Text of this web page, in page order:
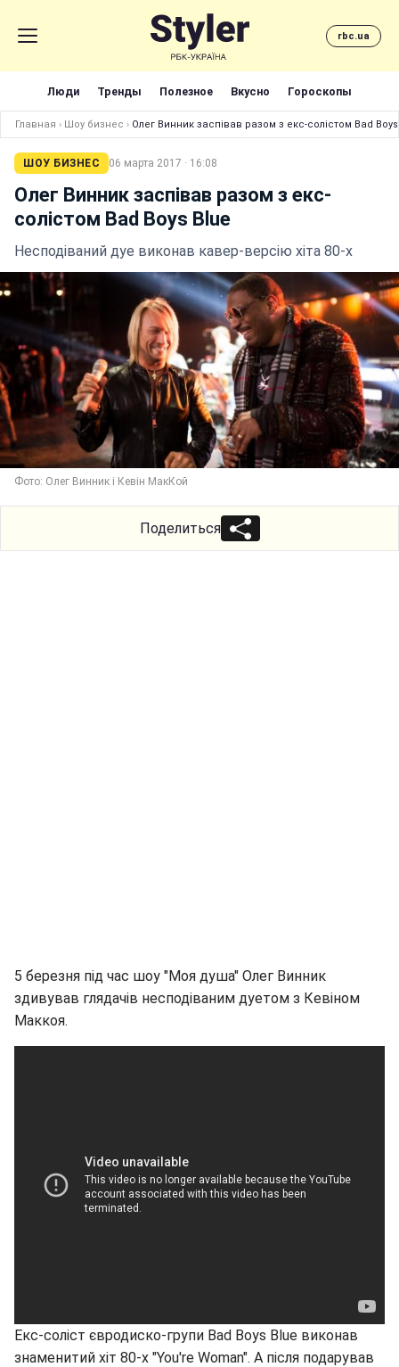
rbc.ua
Люди Тренды Полезное Вкусно Гороскопы
Главная › Шоу бизнес › Олег Винник заспівав разом з екс-солістом Bad
ШОУ БИЗНЕС 06 марта 2017 · 16:08
Олег Винник заспівав разом з екс-
солістом Bad Boys Blue
Несподіваний дуе виконав кавер-версію хіта 80-х
Фото: Олег Винник і Кевін МакКой
Поделиться
5 березня під час шоу "Моя душа" Олег Винник
здивував глядачів несподіваним дуетом з Кевіном
Маккоя.
Екс-соліст євродиско-групи Bad Boys Blue виконав
знаменитий хіт 80-х "You're Woman". А після подарував